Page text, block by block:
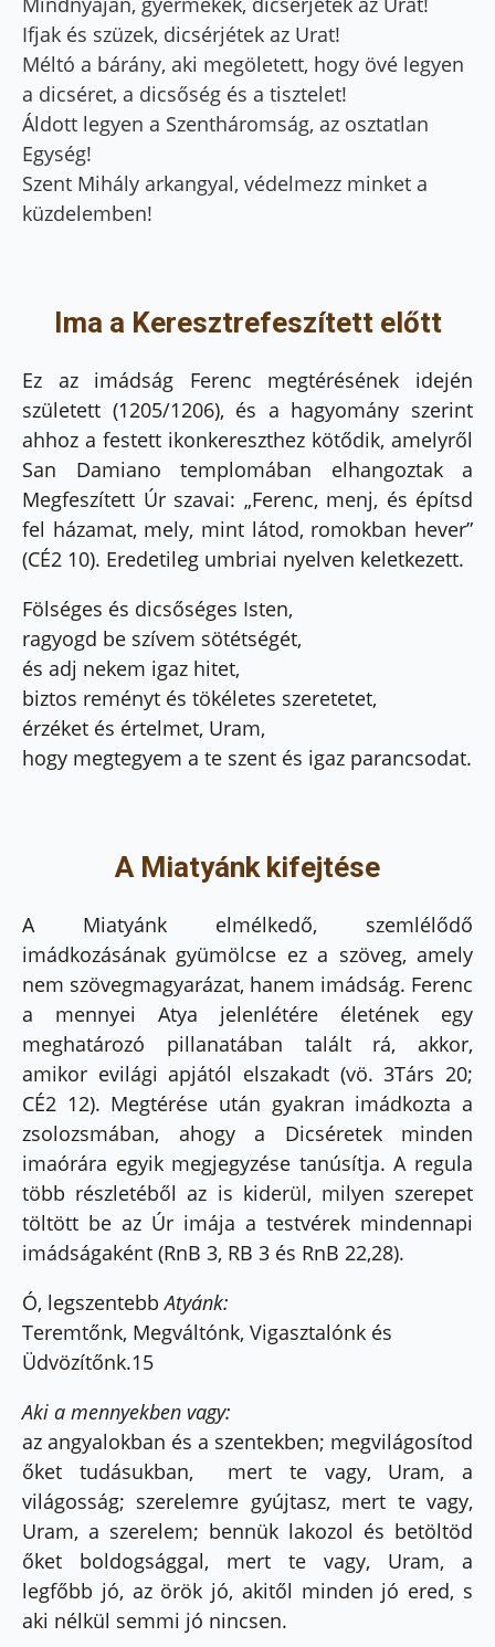
Ifjak és szüzek, dicsérjétek az Urat!
Méltó a bárány, aki megöletett, hogy övé legyen
a dicséret, a dicsőség és a tisztelet!
Áldott legyen a Szentháromság, az osztatlan
Egység!
Szent Mihály arkangyal, védelmezz minket a
küzdelemben!
Ima a Keresztrefeszített előtt
Ez az imádság Ferenc megtérésének idején
született (1205/1206), és a hagyomány szerint
ahhoz a festett ikonkereszthez kötődik, amelyről
San Damiano templomában elhangoztak a
Megfeszített Úr szavai: „Ferenc, menj, és építsd
fel házamat, mely, mint látod, romokban hever”
(CÉ2 10). Eredetileg umbriai nyelven keletkezett.
Fölséges és dicsőséges Isten,
ragyogd be szívem sötétségét,
és adj nekem igaz hitet,
biztos reményt és tökéletes szeretetet,
érzéket és értelmet, Uram,
hogy megtegyem a te szent és igaz parancsodat.
A Miatyánk kifejtése
A Miatyánk elmélkedő, szemlélődő
imádkozásának gyümölcse ez a szöveg, amely
nem szövegmagyarázat, hanem imádság. Ferenc
a mennyei Atya jelenlétére életének egy
meghatározó pillanatában talált rá, akkor,
amikor evilági apjától elszakadt (vö. 3Társ 20;
CÉ2 12). Megtérése után gyakran imádkozta a
zsolozsmában, ahogy a Dicséretek minden
imaórára egyik megjegyzése tanúsítja. A regula
több részletéből az is kiderül, milyen szerepet
töltött be az Úr imája a testvérek mindennapi
imádságaként (RnB 3, RB 3 és RnB 22,28).
Ó, legszentebbAtyánk:
Teremtőnk, Megváltónk, Vigasztalónk és
Üdvözítőnk.15
Aki a mennyekben vagy:
az angyalokban és a szentekben; megvilágosítod
őket tudásukban, mert te vagy, Uram, a
világosság; szerelemre gyújtasz, mert te vagy,
Uram, a szerelem; bennük lakozol és betöltöd
őket boldogsággal, mert te vagy, Uram, a
legfőbb jó, az örök jó, akitől minden jó ered, s
aki nélkül semmi jó nincsen.